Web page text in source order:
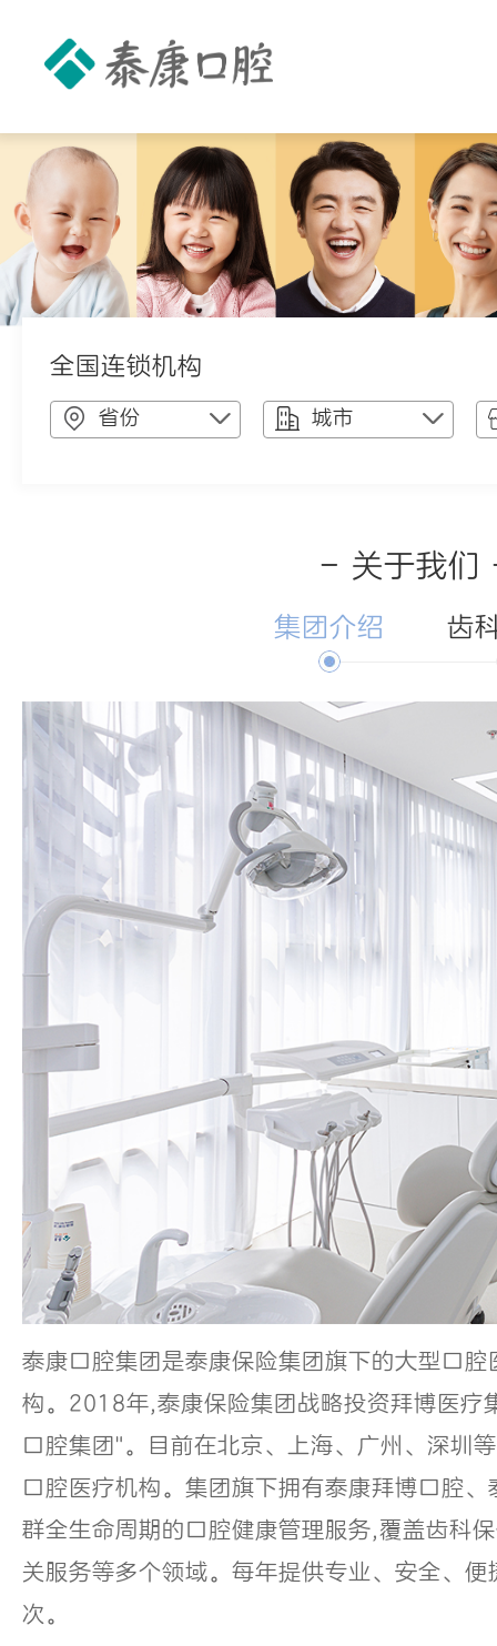
全国连锁机构
省份 城市
- 关于我
集团介绍 齿
泰康口腔集团是泰康保险集团旗下的大型口
构。2018年,泰康保险集团战略投资拜博医疗
口腔集团"。目前在北京、上海、广州、深圳
口腔医疗机构。集团旗下拥有泰康拜博口腔
群全生命周期的口腔健康管理服务,覆盖齿科
关服务等多个领域。每年提供专业、安全、
次。